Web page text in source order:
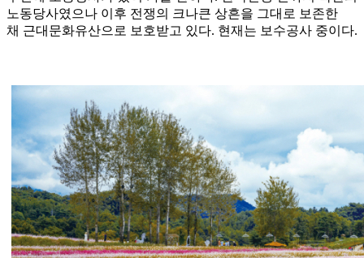
노동당사였으나 이후 전쟁의 크나큰 상흔을 그대로 보존한
채 근대문화유산으로 보호받고 있다. 현재는 보수공사 중이다.